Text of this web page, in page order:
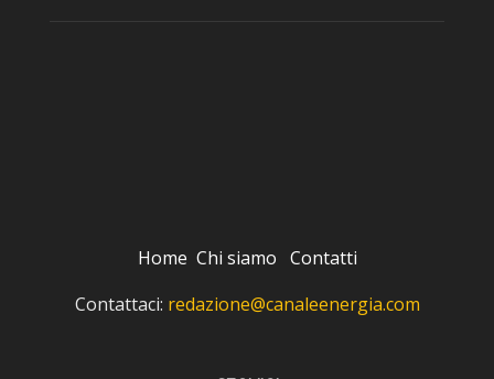
Home Chi siamo Contatti
Contattaci: redazione@canaleenergia.com